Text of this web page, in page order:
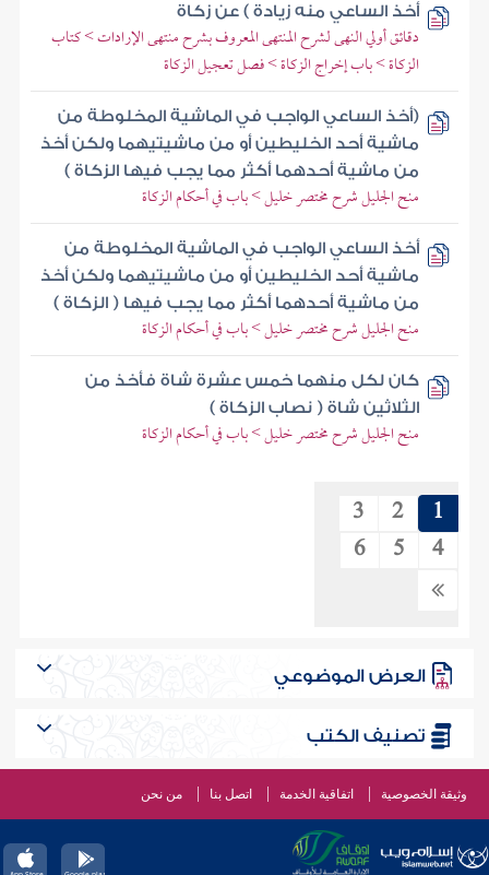
أخذ الساعي منه زيادة ) عن زكاة
دقائق أولي النهى لشرح المنتهى المعروف بشرح منتهى الإرادات > كتاب
الزكاة > باب إخراج الزكاة > فصل تعجيل الزكاة
(أخذ الساعي الواجب في الماشية المخلوطة من
ماشية أحد الخليطين أو من ماشيتيهما ولكن أخذ
من ماشية أحدهما أكثر مما يجب فيها الزكاة )
منح الجليل شرح مختصر خليل > باب في أحكام الزكاة
أخذ الساعي الواجب في الماشية المخلوطة من
ماشية أحد الخليطين أو من ماشيتيهما ولكن أخذ
من ماشية أحدهما أكثر مما يجب فيها ( الزكاة )
منح الجليل شرح مختصر خليل > باب في أحكام الزكاة
كان لكل منهما خمس عشرة شاة فأخذ من
الثلاثين شاة ( نصاب الزكاة )
منح الجليل شرح مختصر خليل > باب في أحكام الزكاة
1
2
3
4
5
6
العرض الموضوعي
تصنيف الكتب
وثيقة الخصوصية اتفاقية الخدمة اتصل بنا من نحن